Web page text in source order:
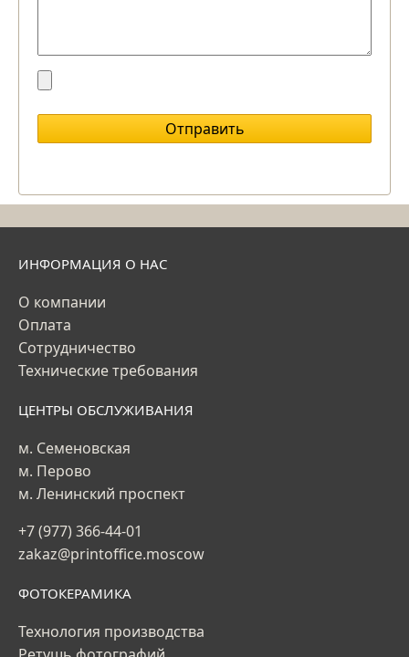
ИНФОРМАЦИЯ О НАС
О компании
Оплата
Сотрудничество
Технические требования
ЦЕНТРЫ ОБСЛУЖИВАНИЯ
м. Семеновская
м. Перово
м. Ленинский проспект
+7 (977) 366-44-01
zakaz@printoffice.moscow
ФОТОКЕРАМИКА
Технология производства